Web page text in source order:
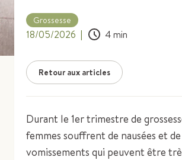
Grossesse
18/05/2026 | 4min
Retour aux articles
Durant le 1er trimestre de
femmes souffrent de nausées et de
vomissements qui peuvent être